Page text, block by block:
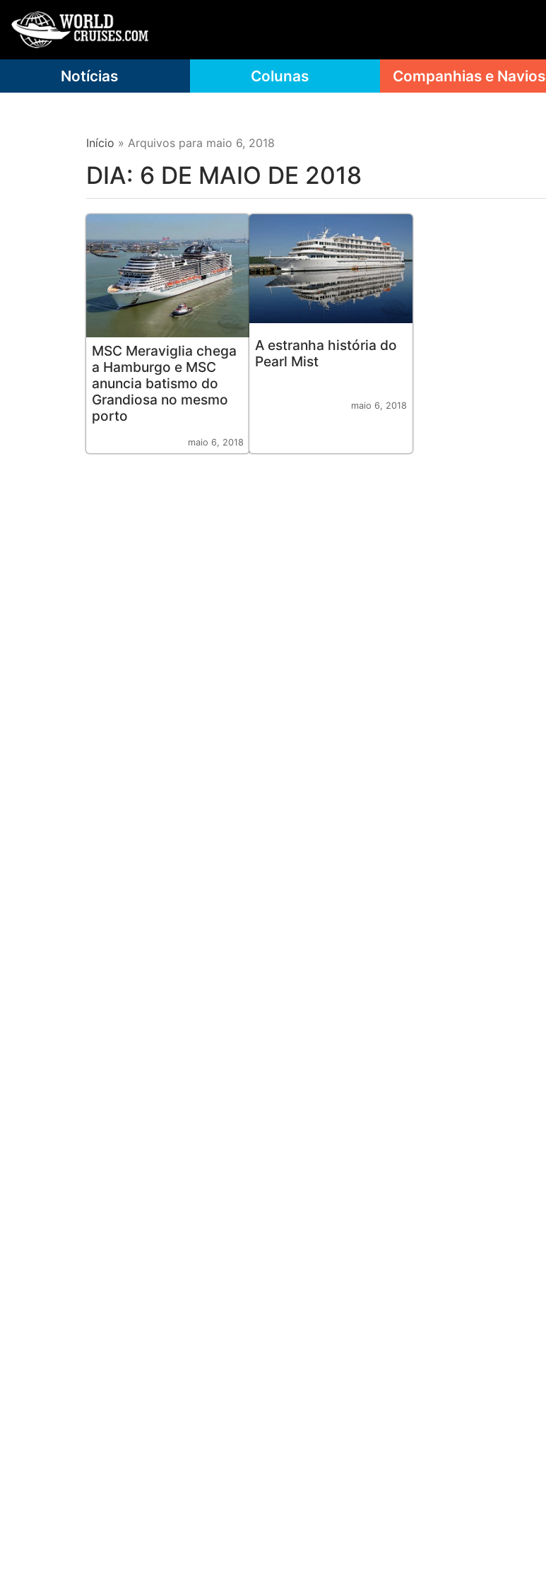
Notícias Colunas Companhias e Navios
Início » Arquivos para maio 6, 2018
DIA: 6 DE MAIO DE 2018
MSC Meraviglia chega
a Hamburgo e MSC
anuncia batismo do
Grandiosa no mesmo
porto
maio 6, 2018
A estranha história do
Pearl Mist
maio 6, 2018